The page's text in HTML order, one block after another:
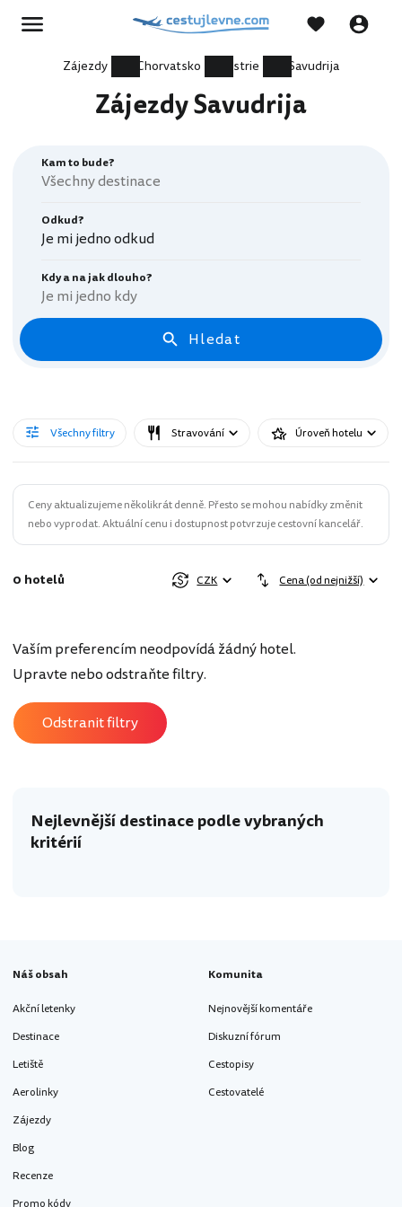
Zájezdy Chorvatsko Istrie Savudrija
Zájezdy Savudrija
Kam to bude?
Odkud?
Je mi jedno odkud
Kdy a na jak dlouho?
Je mi jedno kdy
Hledat
Všechny filtry Stravování Úroveň hotelu
Ceny aktualizujeme několikrát denně. Přesto se mohou nabídky změnit
nebo vyprodat. Aktuální cenu i dostupnost potvrzuje cestovní kancelář.
0 hotelů CZK Cena (od nejnižší)
Vaším preferencím neodpovídá žádný hotel.
Upravte nebo odstraňte filtry.
Odstranit filtry
Nejlevnější destinace podle vybraných
kritérií
Náš obsah
Akční letenky
Destinace
Letiště
Aerolinky
Zájezdy
Blog
Recenze
Promo kódy
Komunita
Nejnovější komentáře
Diskuzní fórum
Cestopisy
Cestovatelé